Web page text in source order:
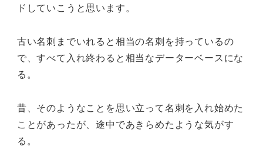
ドしていこうと思います。
古い名刺までいれると相当の名刺を持っているの
で、すべて入れ終わると相当なデーターベースにな
る。
昔、そのようなことを思い立って名刺を入れ始めた
ことがあったが、途中であきらめたような気がす
る。